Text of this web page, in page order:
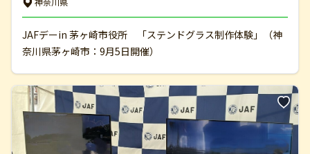
JAFデーin 茅ヶ崎市役所 「ステンドグラス制作体験」（神
奈川県茅ヶ崎市：9月5日開催）